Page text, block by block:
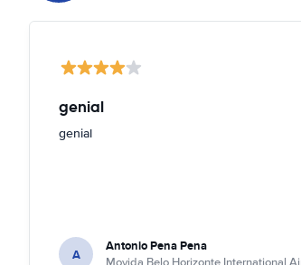
genial
genial
A Antonio Pena Pena